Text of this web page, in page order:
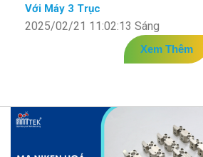
Với Máy 3 Trục
2025/02/21 11:02:13 Sáng
Xem Thêm